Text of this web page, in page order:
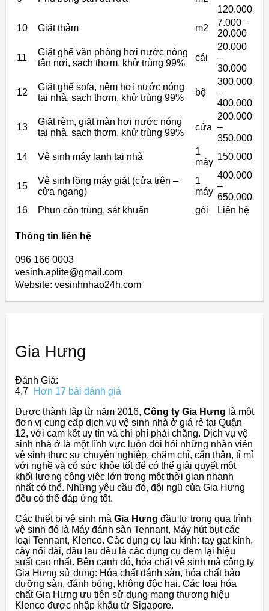
120.000
10
Giặt thảm m2
7.000 –
20.000
11
Giặt ghế văn phòng hơi nước nóng
tận nơi, sạch thơm, khử trùng 99%
cái
20.000
–
30.000
12
Giặt ghế sofa, nệm hơi nước nóng
tại nhà, sạch thơm, khử trùng 99%
bộ
300.000
–
400.000
13
Giặt rèm, giặt màn hơi nước nóng
tại nhà, sạch thơm, khử trùng 99%
cửa
200.000
–
350.000
14
Vệ sinh máy lạnh tại nhà
1
máy
150.000
15
Vệ sinh lồng máy giặt (cửa trên –
cửa ngang)
1
máy
400.000
–
650.000
16
Phun côn trùng, sát khuẩn gói Liên hệ
Thông tin liên hệ
096 166 0003
vesinh.aplite@gmail.com
Website: vesinhnhao24h.com
Gia Hưng
Đánh Giá:
4,7
Hơn 17 bài đánh giá
Được thành lập từ năm 2016, Công ty Gia Hưng là một
đơn vị cung cấp dịch vụ vệ sinh nhà ở giá rẻ tại Quận
12, với cam kết uy tín và chi phí phải chăng. Dịch vụ vệ
sinh nhà ở là một lĩnh vực luôn đòi hỏi những nhân viên
vệ sinh thực sự chuyên nghiệp, chăm chỉ, cẩn thận, tỉ mỉ
với nghề và có sức khỏe tốt để có thể giải quyết một
khối lượng công việc lớn trong một thời gian nhanh
nhất có thể. Những yêu cầu đó, đội ngũ của Gia Hưng
đều có thể đáp ứng tốt.
Các thiết bị vệ sinh mà Gia Hưng đầu tư trong qua trình
vệ sinh đó là Máy đánh sàn Tennant, Máy hút bụt các
loại Tennant, Klenco. Các dụng cụ lau kính: tay gạt kính,
cây nối dài, đầu lau đều là các dụng cụ đem lại hiệu
suất cao nhất. Bên cạnh đó, hóa chất vệ sinh mà công ty
Gia Hưng sử dụng: Hóa chất đánh sàn, hóa chất bảo
dưỡng sàn, đánh bóng, không độc hại. Các loại hóa
chất Gia Hưng ưu tiên sử dụng mang thương hiệu
Klenco được nhập khẩu từ Sigapore.